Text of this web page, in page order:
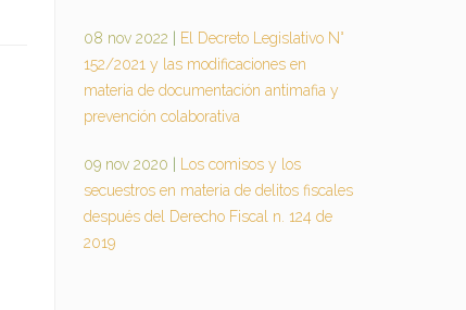
08 nov 2022
El Decreto Legislativo N°
152/2021 y las modificaciones en
materia de documentación antimafia y
prevención colaborativa
09 nov 2020
Los comisos y los
secuestros en materia de delitos fiscales
después del Derecho Fiscal n. 124 de
2019